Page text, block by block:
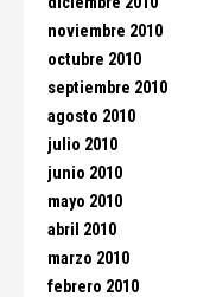
noviembre 2010
octubre 2010
septiembre 2010
agosto 2010
julio 2010
junio 2010
mayo 2010
abril 2010
marzo 2010
febrero 2010